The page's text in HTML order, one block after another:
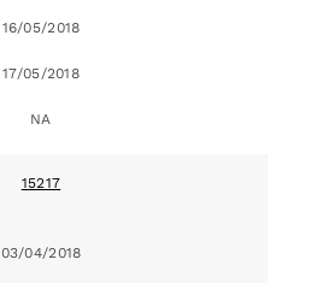
16/05/2018
17/05/2018
NA
15217
03/04/2018